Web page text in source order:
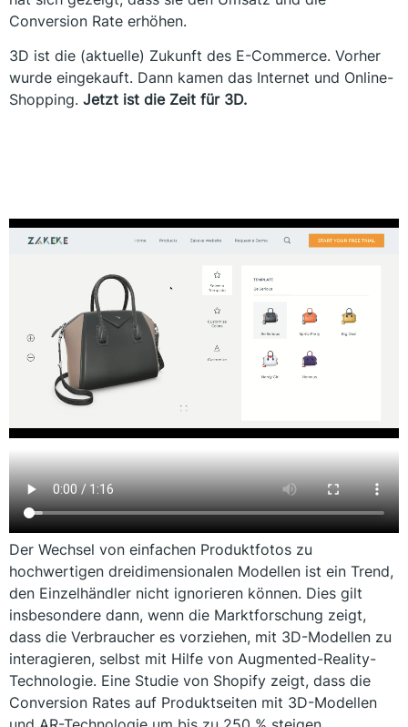
Conversion Rate erhöhen.
3D ist die (aktuelle) Zukunft des E-Commerce. Vorher
wurde eingekauft. Dann kamen das Internet und Online-
Shopping. Jetzt ist die Zeit für 3D.
Der Wechsel von einfachen Produktfotos zu
hochwertigen dreidimensionalen Modellen ist ein Trend,
den Einzelhändler nicht ignorieren können. Dies gilt
insbesondere dann, wenn die Marktforschung zeigt,
dass die Verbraucher es vorziehen, mit 3D-Modellen zu
interagieren, selbst mit Hilfe von Augmented-Reality-
Technologie. Eine Studie von Shopify zeigt, dass die
Conversion Rates auf Produktseiten mit 3D-Modellen